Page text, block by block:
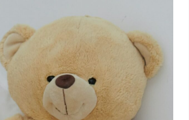
Serca Pana Jezusa
Kaplica św. Jana
Chrzciciela
Promenada nad Przemszą
Katowicach